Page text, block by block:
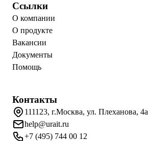
Ссылки
О компании
О продукте
Вакансии
Документы
Помощь
Контакты
111123, г.Москва, ул. Плеханова, 4а
help@urait.ru
+7 (495) 744 00 12